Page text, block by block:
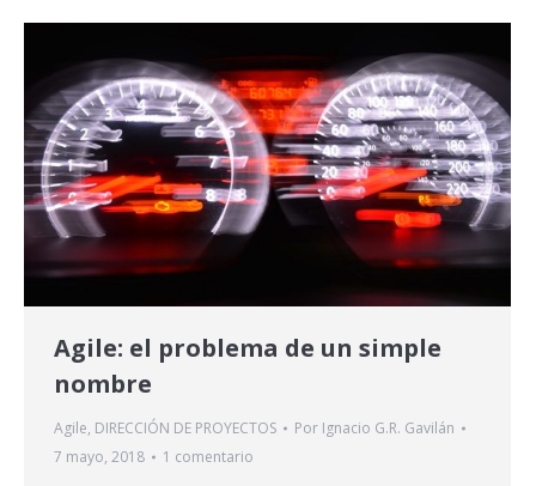
Agile: el problema de un simple
nombre
Agile, DIRECCIÓN DE PROYECTOS Por Ignacio G.R. Gavilán
7 mayo, 2018
1 comentario